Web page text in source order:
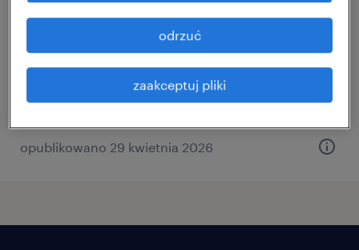
olsztyn, warmińsko-mazurskie
opublikowano 29 kwietnia 2026
zaakceptuj pliki
odrzuć